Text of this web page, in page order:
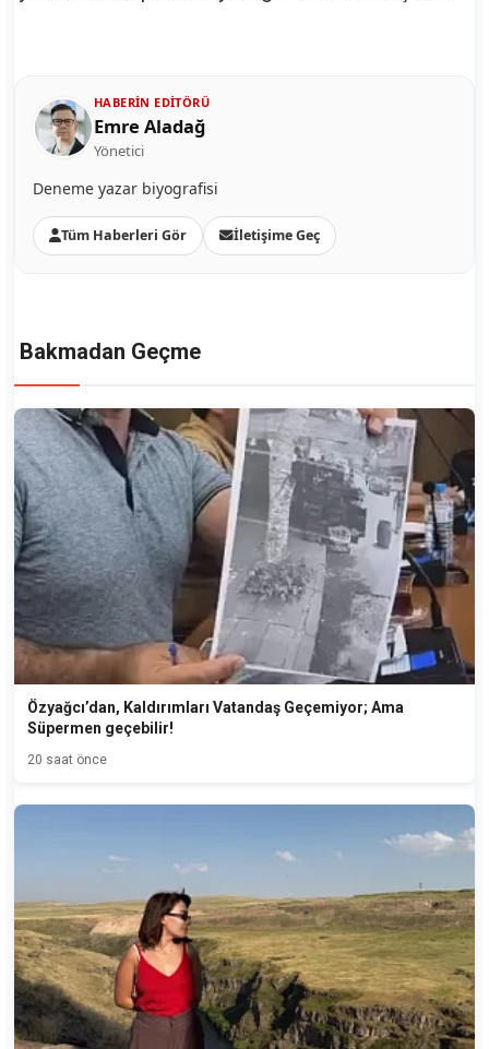
HABERIN EDITÖRÜ
Emre Aladağ
Yönetici
Deneme yazar biyografisi
Tüm Haberleri Gör İletişime Geç
Bakmadan Geçme
Özyağcı’dan, Kaldırımları Vatandaş Geçemiyor; Ama
Süpermen geçebilir!
20 saat önce